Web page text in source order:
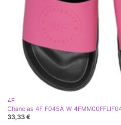
4F
Chanclas 4F F045A W
33,33 €